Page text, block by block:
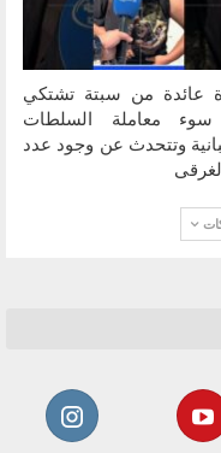
عائدة من سبتة تشتكي
معاملة السلطات
وتتحدث عن وجود عدد